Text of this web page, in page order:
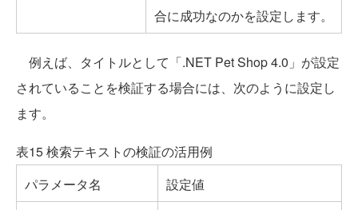
合に成功なのかを設定します。
例えば、タイトルとして「.NET Pet Shop 4.0」が設定
されていることを検証する場合には、次のように設定し
ます。
表15 検索テキストの検証の活用例
パラメータ名
設定値